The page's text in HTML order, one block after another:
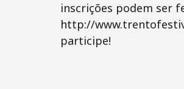
inscrições podem ser
http://
participe!